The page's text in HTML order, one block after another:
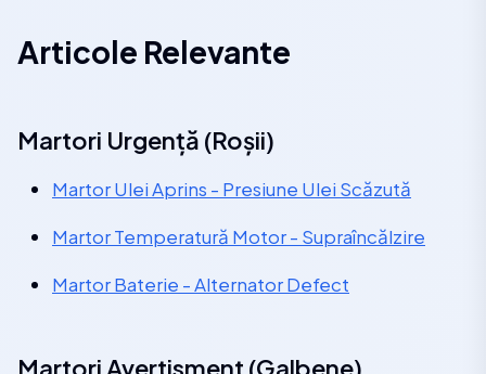
Articole Relevante
Martori Urgență (Roșii)
Martor Ulei Aprins - Presiune Ulei Scăzută
Martor Temperatură Motor - Supraîncălzire
Martor Baterie - Alternator Defect
Martori Avertisment (Galbene)